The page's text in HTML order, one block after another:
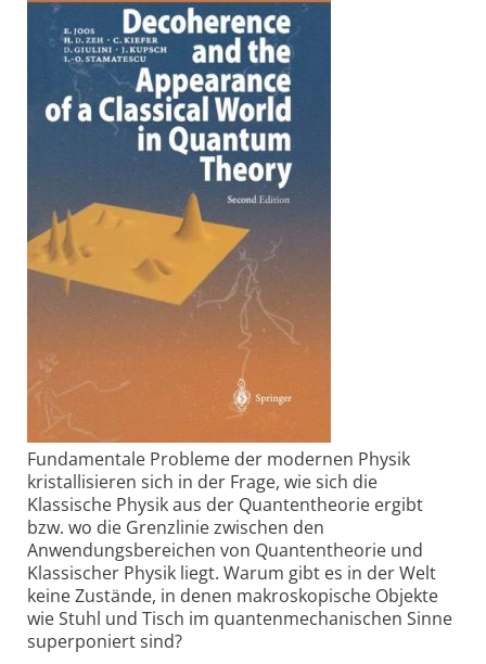
Fundamentale Probleme der modernen Physik
kristallisieren sich in der Frage, wie sich die
Klassische Physik aus der Quantentheorie ergibt
bzw. wo die Grenzlinie zwischen den
Anwendungsbereichen von Quantentheorie und
Klassischer Physik liegt. Warum gibt es in der Welt
keine Zustände, in denen makroskopische Objekte
wie Stuhl und Tisch im quantenmechanischen Sinne
superponiert sind?